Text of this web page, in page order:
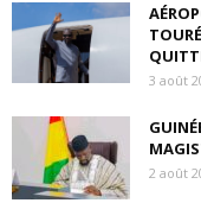
3 août
2 août